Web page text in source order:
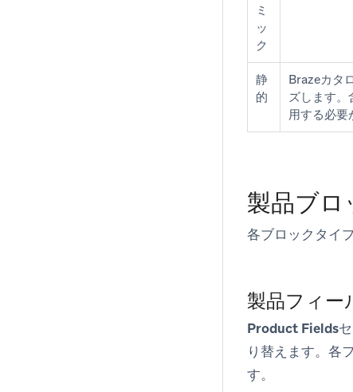
ミ
ッ
ク
静
的
Brazeカタ
ズします。
用する必要
製品ブロ
各ブロックタイ
製品フィー
Product Fields
り替えます。各
す。